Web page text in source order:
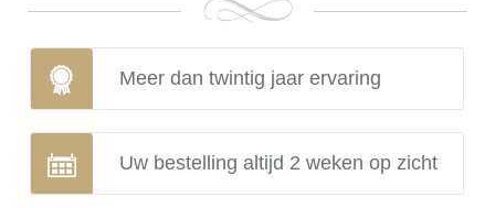
Meer dan twintig jaar ervaring
Uw bestelling altijd 2 weken op zicht